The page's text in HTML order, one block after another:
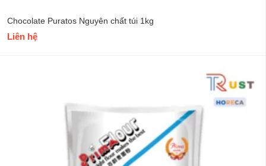
Chocolate Puratos Nguyên chất túi 1kg
Liên hệ